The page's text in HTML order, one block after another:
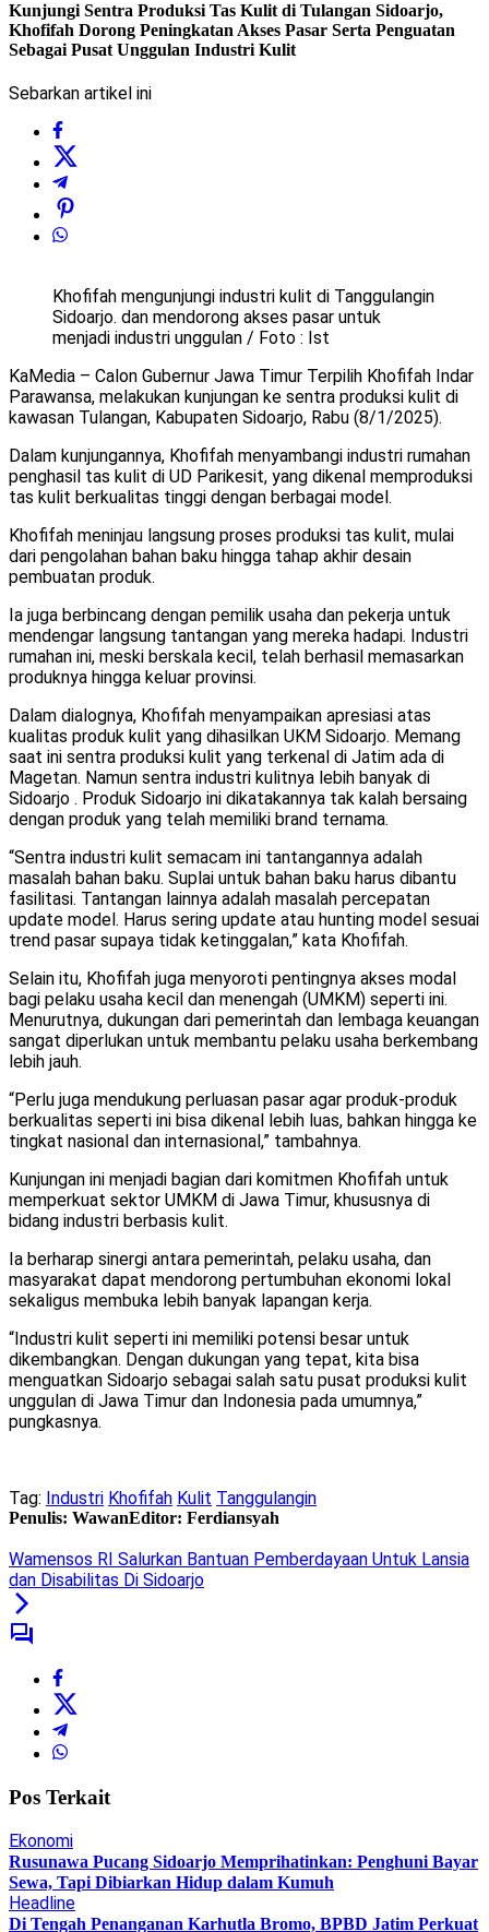
Kunjungi Sentra Produksi Tas Kulit di Tulangan Sidoarjo,
Khofifah Dorong Peningkatan Akses Pasar Serta Penguatan
Sebagai Pusat Unggulan Industri Kulit
Sebarkan artikel ini
Khofifah mengunjungi industri kulit di Tanggulangin
Sidoarjo. dan mendorong akses pasar untuk
menjadi industri unggulan / Foto : Ist
KaMedia – Calon Gubernur Jawa Timur Terpilih Khofifah Indar
Parawansa, melakukan kunjungan ke sentra produksi kulit di
kawasan Tulangan, Kabupaten Sidoarjo, Rabu (8/1/2025).
Dalam kunjungannya, Khofifah menyambangi industri rumahan
penghasil tas kulit di UD Parikesit, yang dikenal memproduksi
tas kulit berkualitas tinggi dengan berbagai model.
Khofifah meninjau langsung proses produksi tas kulit, mulai
dari pengolahan bahan baku hingga tahap akhir desain
pembuatan produk.
Ia juga berbincang dengan pemilik usaha dan pekerja untuk
mendengar langsung tantangan yang mereka hadapi. Industri
rumahan ini, meski berskala kecil, telah berhasil memasarkan
produknya hingga keluar provinsi.
Dalam dialognya, Khofifah menyampaikan apresiasi atas
kualitas produk kulit yang dihasilkan UKM Sidoarjo. Memang
saat ini sentra produksi kulit yang terkenal di Jatim ada di
Magetan. Namun sentra industri kulitnya lebih banyak di
Sidoarjo . Produk Sidoarjo ini dikatakannya tak kalah bersaing
dengan produk yang telah memiliki brand ternama.
“Sentra industri kulit semacam ini tantangannya adalah
masalah bahan baku. Suplai untuk bahan baku harus dibantu
fasilitasi. Tantangan lainnya adalah masalah percepatan
update model. Harus sering update atau hunting model sesuai
trend pasar supaya tidak ketinggalan,” kata Khofifah.
Selain itu, Khofifah juga menyoroti pentingnya akses modal
bagi pelaku usaha kecil dan menengah (UMKM) seperti ini.
Menurutnya, dukungan dari pemerintah dan lembaga keuangan
sangat diperlukan untuk membantu pelaku usaha berkembang
lebih jauh.
“Perlu juga mendukung perluasan pasar agar produk-produk
berkualitas seperti ini bisa dikenal lebih luas, bahkan hingga ke
tingkat nasional dan internasional,” tambahnya.
Kunjungan ini menjadi bagian dari komitmen Khofifah untuk
memperkuat sektor UMKM di Jawa Timur, khususnya di
bidang industri berbasis kulit.
Ia berharap sinergi antara pemerintah, pelaku usaha, dan
masyarakat dapat mendorong pertumbuhan ekonomi lokal
sekaligus membuka lebih banyak lapangan kerja.
“Industri kulit seperti ini memiliki potensi besar untuk
dikembangkan. Dengan dukungan yang tepat, kita bisa
menguatkan Sidoarjo sebagai salah satu pusat produksi kulit
unggulan di Jawa Timur dan Indonesia pada umumnya,”
pungkasnya.
Tag: Industri Khofifah Kulit Tanggulangin
Penulis: WawanEditor: Ferdiansyah
Wamensos RI Salurkan Bantuan Pemberdayaan Untuk Lansia
dan Disabilitas Di Sidoarjo
Pos Terkait
Ekonomi
Rusunawa Pucang Sidoarjo Memprihatinkan: Penghuni Bayar
Sewa, Tapi Dibiarkan Hidup dalam Kumuh
Headline
Di Tengah Penanganan Karhutla Bromo, BPBD Jatim Perkuat